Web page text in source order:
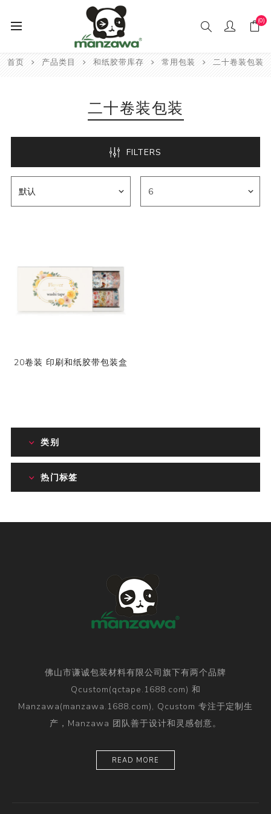
(0)
首页 产品类目 和纸胶带库存 常用包装 二十卷装包装
二十卷装包装
FILTERS
20卷装 印刷和纸胶带包装盒
类别
热门标签
佛山市谦诚包装材料有限公司旗下有两个品牌
Qcustom(qctape.1688.com) 和
Manzawa(manzawa.1688.com), Qcustom 专注于定制生
产，Manzawa 团队善于设计和灵感创意。
READ MORE